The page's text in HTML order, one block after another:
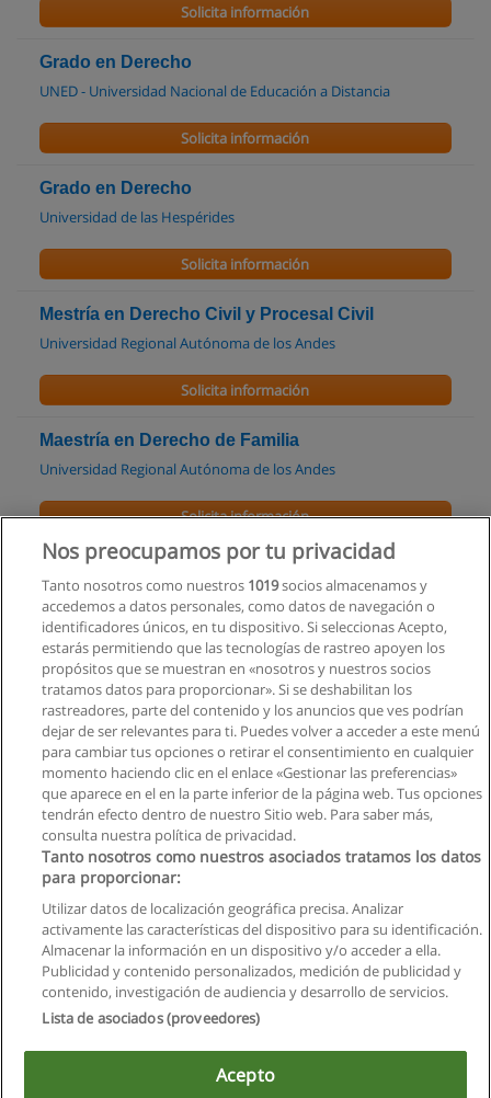
Solicita información
Grado en Derecho
UNED - Universidad Nacional de Educación a Distancia
Solicita información
Grado en Derecho
Universidad de las Hespérides
Solicita información
Mestría en Derecho Civil y Procesal Civil
Universidad Regional Autónoma de los Andes
Solicita información
Maestría en Derecho de Familia
Universidad Regional Autónoma de los Andes
Solicita información
Maestría en Derecho Penal y Criminología
Universidad Regional Autónoma de los Andes
Solicita información
Maestría en Derecho Penal y Criminología
Universidad Autónoma de los Andes
Solicita información
Privacidad de datos
Contactar con Educaedu
Copyright © Educaedu Business S.L. - CIF : B-95610580: -
Nos preocupamos por tu privacidad
Tanto nosotros como nuestros 1019socios almacenamos y
accedemos a datos personales, como datos de navegación o
identificadores únicos, en tu dispositivo. Si seleccionas Acepto,
estarás permitiendo que las tecnologías de rastreo apoyen los
propósitos que se muestran en «nosotros y nuestros socios
tratamos datos para proporcionar». Si se deshabilitan los
rastreadores, parte del contenido y los anuncios que ves podrían
dejar de ser relevantes para ti. Puedes volver a acceder a este menú
para cambiar tus opciones o retirar el consentimiento en cualquier
momento haciendo clic en el enlace «Gestionar las preferencias»
que aparece en el en la parte inferior de la página web. Tus opciones
tendrán efecto dentro de nuestro Sitio web. Para saber más,
consulta nuestra política de privacidad.
Tanto nosotros como nuestros asociados tratamos los datos
para proporcionar:
Utilizar datos de localización geográfica precisa. Analizar
activamente las características del dispositivo para su identificación.
Almacenar la información en un dispositivo y/o acceder a ella.
Publicidad y contenido personalizados, medición de publicidad y
contenido, investigación de audiencia y desarrollo de servicios.
Lista de asociados (proveedores)
Acepto